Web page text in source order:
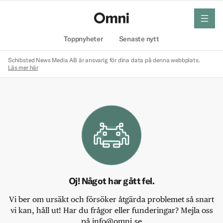
Toppnyheter Senaste nytt
meny
Schibsted News Media AB är ansvarig för dina data på denna webbplats.
Läs mer här
Oj! Något har gått fel.
Vi ber om ursäkt och försöker åtgärda problemet så snart
vi kan, håll ut! Har du frågor eller funderingar? Mejla oss